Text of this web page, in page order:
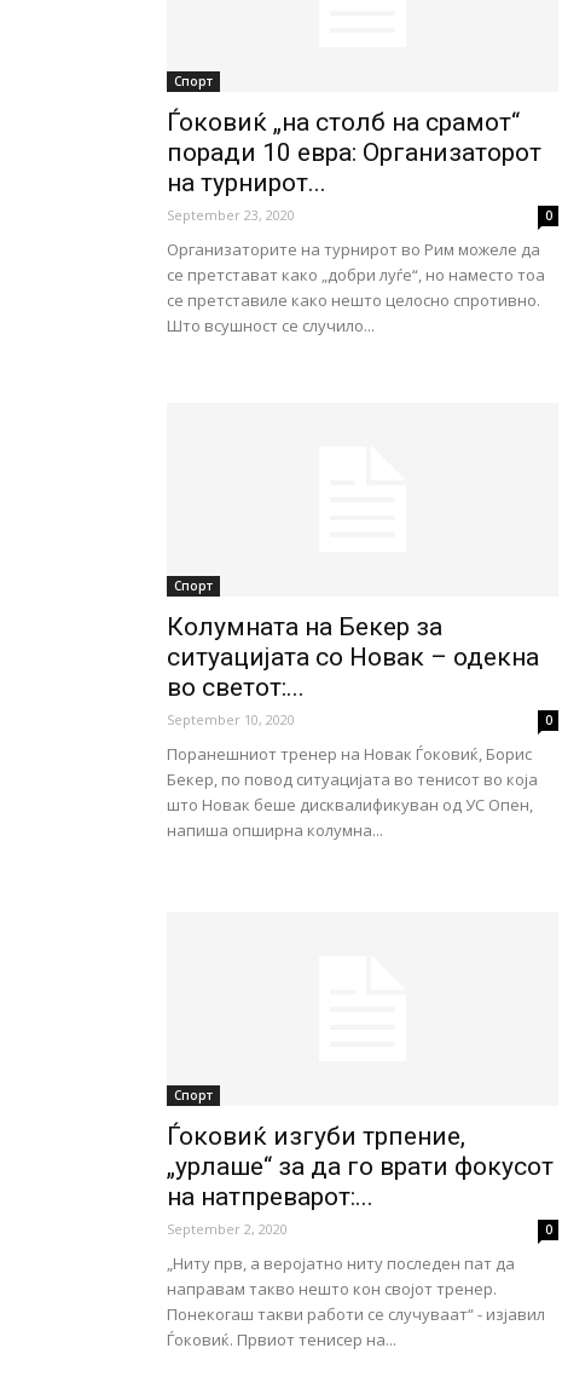
Спорт
Ѓоковиќ „на столб на срамот“
поради 10 евра: Организаторот
на турнирот...
September 23, 2020 0
Организаторите на турнирот во Рим можеле да
се претстават како „добри луѓе“, но наместо тоа
се претставиле како нешто целосно спротивно.
Што всушност се случило...
Спорт
Колумната на Бекер за
ситуацијата со Новак – одекна
во светот:...
September 10, 2020 0
Поранешниот тренер на Новак Ѓоковиќ, Борис
Бекер, по повод ситуацијата во тенисот во која
што Новак беше дисквалификуван од УС Опен,
напиша опширна колумна...
Спорт
Ѓоковиќ изгуби трпение,
„урлаше“ за да го врати фокусот
на натпреварот:...
September 2, 2020 0
„Ниту прв, а веројатно ниту последен пат да
направам такво нешто кон својот тренер.
Понекогаш такви работи се случуваат“ - изјавил
Ѓоковиќ. Првиот тенисер на...